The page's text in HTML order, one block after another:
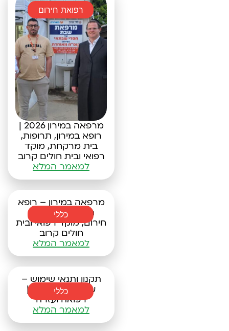
רפואת חירום
מרפאה במירון 2026 |
רופא במירון, תרופות,
בית מרקחת, מוקד
רפואי ובית חולים קרוב
למאמר המלא
כללי
מרפאה במירון – רופא
תורן, רופא שיניים
חירום, מוקד רפואי ובית
חולים קרוב
למאמר המלא
כללי
תקנון ותנאי שימוש –
עמותת אשכולות |
רפואה ועזרה
למאמר המלא